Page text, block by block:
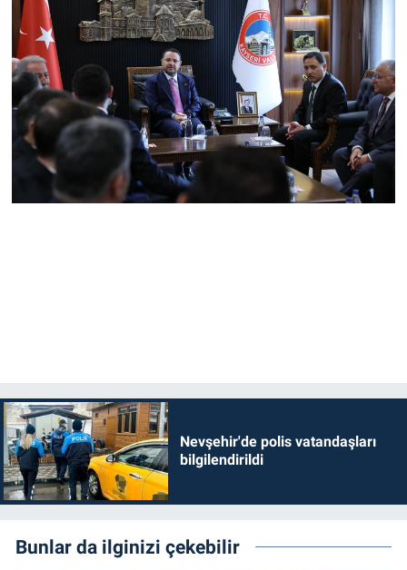
Nevşehir'de polis vatandaşları
bilgilendirildi
Bunlar da ilginizi çekebilir